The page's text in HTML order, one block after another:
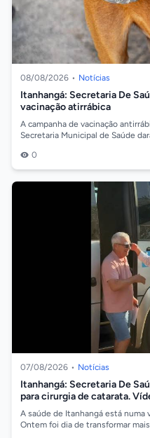
08/08/2026 • Notícias
Itanhangá: Secretaria De
vacinação atirrábica
A campanha de vacinação
Secretaria Municipal de Saúde
0
07/08/2026 • Notícias
Itanhangá: Secretaria De
para cirurgia de catarata.
A saúde de Itanhangá está numa
Ontem foi dia de transformar